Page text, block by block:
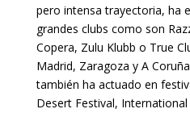
pero intensa trayectoria, ha
grandes clubs como son
Copera, Zulu Klubb o True
Madrid, Zaragoza y A
también ha actuado en
Desert Festival,